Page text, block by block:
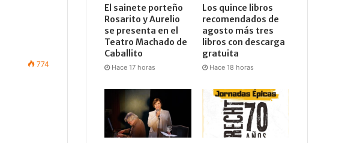
774
El sainete porteño
Rosarito y Aurelio
se presenta en el
Teatro Machado de
Caballito
Hace 17 horas
Los quince libros
recomendados de
agosto más tres
libros con descarga
gratuita
Hace 18 horas